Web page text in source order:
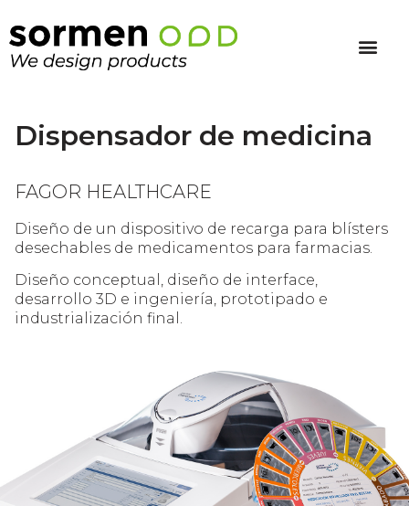
Dispensador de medicina
FAGOR HEALTHCARE
Diseño de un dispositivo de recarga para blísters
desechables de medicamentos para farmacias.
Diseño conceptual, diseño de interface,
desarrollo 3D e ingeniería, prototipado e
industrialización final.